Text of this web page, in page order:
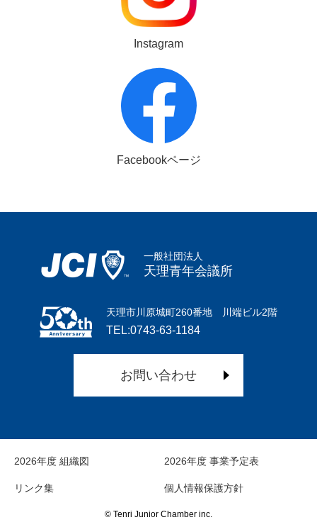
Instagram
Facebookページ
一般社団法人
天理青年会議所
天理市川原城町260番地 川端ビル2階
TEL:0743-63-1184
お問い合わせ
© Tenri Junior Chamber inc.
2026年度 組織図 2026年度 事業予定表
リンク集 個人情報保護方針